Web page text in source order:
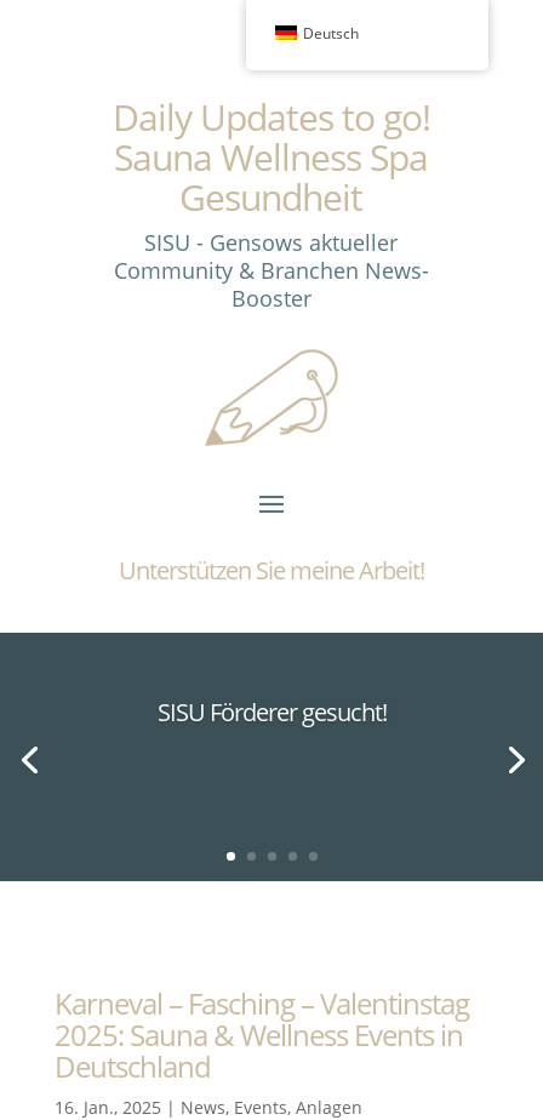
Daily Updates to go!
Sauna Wellness Spa
Gesundheit
SISU - Gensows aktueller
Community & Branchen News-
Booster
Unterstützen Sie meine Arbeit!
SISU Förderer gesucht!
Karneval – Fasching – Valentinstag
2025: Sauna & Wellness Events in
Deutschland
16. Jan., 2025 | News, Events, Anlagen
Deutsch